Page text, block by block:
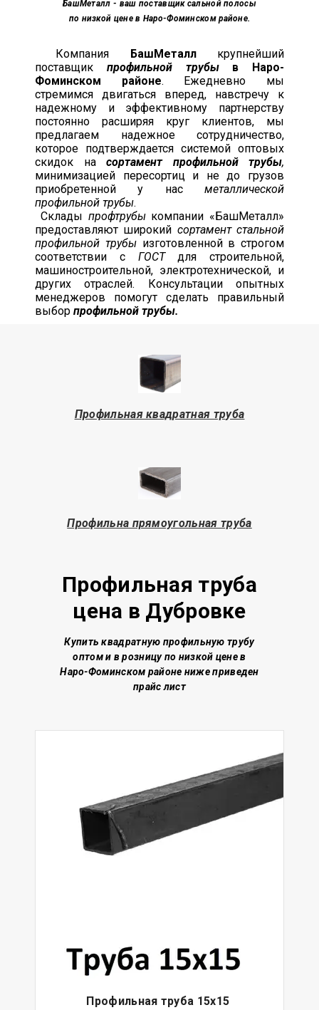
БашМеталл - ваш поставщик сальной полосы
по низкой цене в Наро-Фоминском районе.
Компания БашМеталлкрупнейший
поставщик профильной трубыв Наро-
Фоминском районе. Ежедневно мы
стремимся двигаться вперед, навстречу к
надежному и эффективному партнерству
постоянно расширяя круг клиентов, мы
предлагаем надежное сотрудничество,
которое подтверждается системой оптовых
скидок на сортамент профильной трубы,
минимизацией пересортиц и не до грузов
приобретенной у нас металлической
профильной трубы.
Склады профтрубыкомпании «БашМеталл»
предоставляют широкий сортамент стальной
профильной трубыизготовленной в строгом
соответствии с ГОСТдля строительной,
машиностроительной, электротехнической, и
других отраслей. Консультации опытных
менеджеров помогут сделать правильный
выбор профильной трубы.
Профильная квадратная труба
Профильна прямоугольная труба
Профильная труба
цена в Дубровке
Купить квадратную профильную трубу
оптом и в розницу по низкой ценев
Наро-Фоминском районе ниже приведен
прайс лист
Профильная труба 15х15